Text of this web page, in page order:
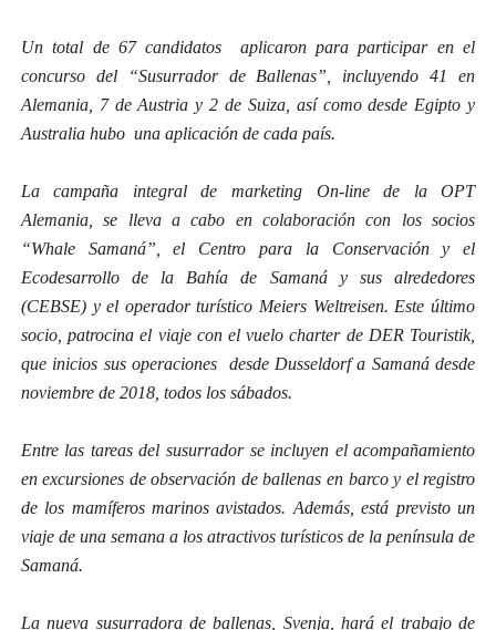
Un total de 67 candidatos aplicaron para participar en el
concurso del “Susurrador de Ballenas”, incluyendo 41 en
Alemania, 7 de Austria y 2 de Suiza, así como desde Egipto y
Australia hubo una aplicación de cada país.
La campaña integral de marketing On-line de la OPT
Alemania, se lleva a cabo en colaboración con los socios
“Whale Samaná”, el Centro para la Conservación y el
Ecodesarrollo de la Bahía de Samaná y sus alrededores
(CEBSE) y el operador turístico Meiers Weltreisen. Este último
socio, patrocina el viaje con el vuelo charter de DER Touristik,
que inicios sus operaciones desde Dusseldorf a Samaná desde
noviembre de 2018, todos los sábados.
Entre las tareas del susurrador se incluyen el acompañamiento
en excursiones de observación de ballenas en barco y el registro
de los mamíferos marinos avistados. Además, está previsto un
viaje de una semana a los atractivos turísticos de la península de
Samaná.
La nueva susurradora de ballenas, Svenja, hará el trabajo de